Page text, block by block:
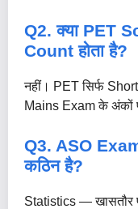
Q2. क्या PET
Count होता है?
नहीं। PET सिर्फ
Mains Exam के अंकों
Q3. ASO
कठिन है?
Statistics — खासतौर